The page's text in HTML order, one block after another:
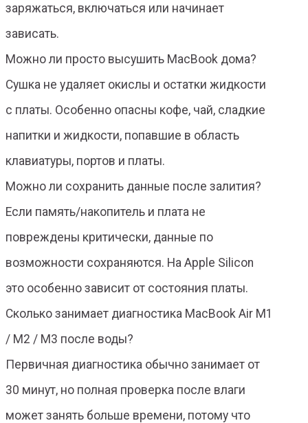
заряжаться, включаться или начинает
зависать.
Можно ли просто высушить MacBook дома?
Сушка не удаляет окислы и остатки жидкости
с платы. Особенно опасны кофе, чай, сладкие
напитки и жидкости, попавшие в область
клавиатуры, портов и платы.
Можно ли сохранить данные после залития?
Если память/накопитель и плата не
повреждены критически, данные по
возможности сохраняются. На Apple Silicon
это особенно зависит от состояния платы.
Сколько занимает диагностика MacBook Air M1
/ M2 / M3 после воды?
Первичная диагностика обычно занимает от
30 минут, но полная проверка после влаги
может занять больше времени, потому что